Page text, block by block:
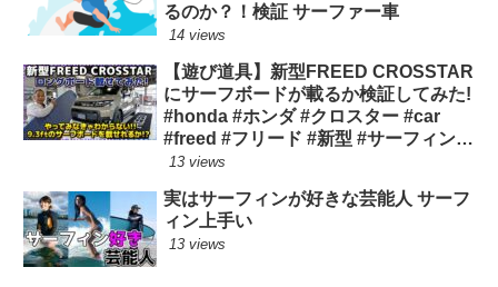
るのか？！検証 サーファー車
14 views
【遊び道具】新型FREED CROSSTAR
にサーフボードが載るか検証してみた!
#honda #ホンダ #クロスター #car
#freed #フリード #新型 #サーフィン
ロングボード
13 views
実はサーフィンが好きな芸能人 サーフ
ィン上手い
13 views